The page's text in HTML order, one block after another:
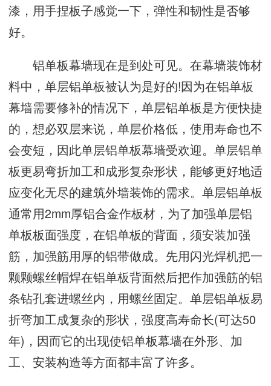
漆，用手捏板子感觉一下，弹性和韧性是否够
好。
铝单板幕墙现在是到处可见。在幕墙装饰材
料中，单层铝单板被认为是好的!因为在铝单板
幕墙需要修补的情况下，单层铝单板是方便快捷
的，想必双层来说，单层价格低，使用寿命也不
会变短，因此单层铝单板幕墙受欢迎。单层铝单
板更易弯折加工和成形复杂形状，能够更好地适
应变化无尽的建筑外墙装饰的需求。单层铝单板
通常用2mm厚铝合金作板材，为了加强单层铝
单板板面强度，在铝单板的背面，须安装加强
筋，加强筋用厚的铝带做成。先用闪光焊机把一
颗颗螺丝帽焊在铝单板背面然后把作加强筋的铝
条钻孔套进螺丝内，用螺丝固定。单层铝单板易
折弯加工成复杂的形状，强度高寿命长(可达50
年)，因而它的出现使铝单板幕墙在外形、加
工、安装构造等方面都丰富了许多。